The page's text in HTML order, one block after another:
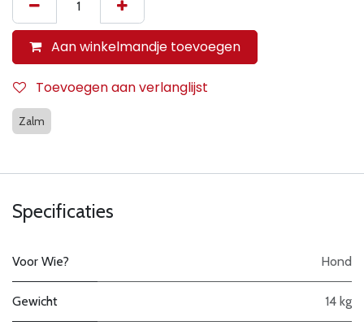
Aan winkelmandje toevoegen
Toevoegen aan verlanglijst
Zalm
Specificaties
Voor Wie? Hond
Gewicht 14 kg